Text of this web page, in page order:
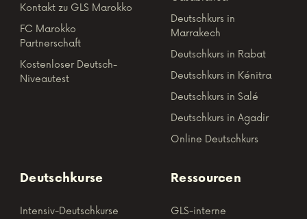
Häufig gestellte Fragen
Kontakt zu GLS Marokko
FC Marokko
Partnerschaft
Deutschkurs in
Casablanca
Deutschkurs in
Marrakech
Deutschkurs in Rabat
Deutschkurs in Kénitra
Deutschkurs in Salé
Deutschkurs in Agadir
Deutschkurse Ressourcen